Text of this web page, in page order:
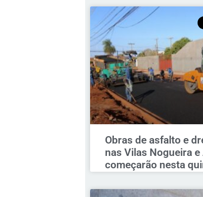
Obras de asfalto e
nas Vilas Nogueira
começarão nesta